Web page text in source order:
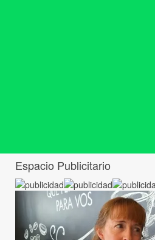
Espacio Publicitario